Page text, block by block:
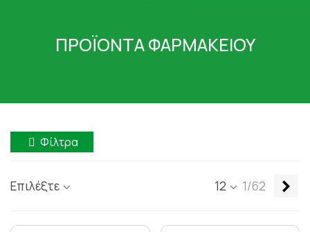
ΠΡΟΪΟΝΤΑ ΦΑΡΜΑΚΕΙΟΥ
Φίλτρα
Επιλέξτε 12 1/62